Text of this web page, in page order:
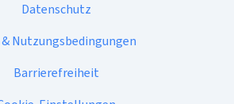
Datenschutz
& Nutzungsbedingungen
Barrierefreiheit